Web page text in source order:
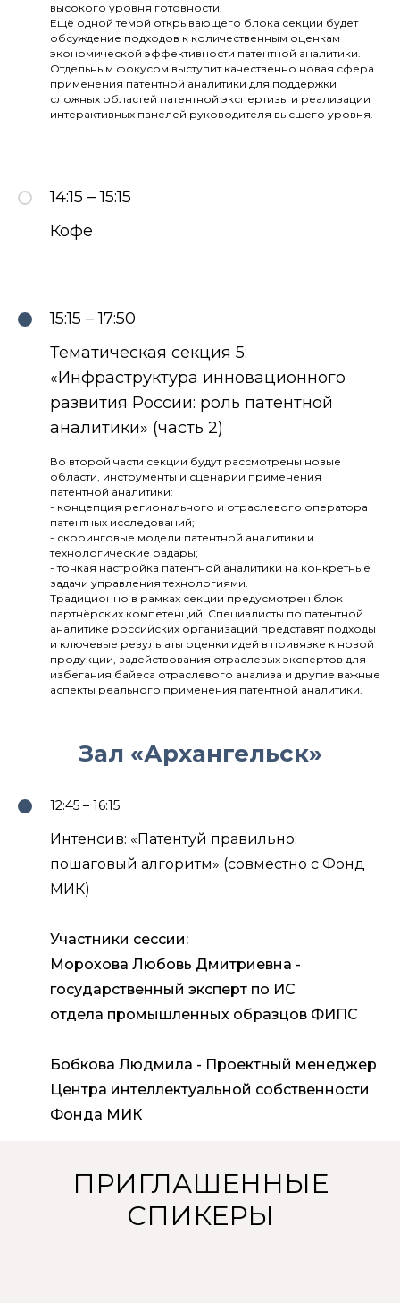
высокого уровня готовности.
Ещё одной темой открывающего блока секции будет
обсуждение подходов к количественным оценкам
экономической эффективности патентной аналитики.
Отдельным фокусом выступит качественно новая сфера
применения патентной аналитики для поддержки
сложных областей патентной экспертизы и реализации
интерактивных панелей руководителя высшего уровня.
14:15 – 15:15
Кофе
15:15 – 17:50
Тематическая секция 5:
«Инфраструктура инновационного
развития России: роль патентной
аналитики» (часть 2)
Во второй части секции будут рассмотрены новые
области, инструменты и сценарии применения
патентной аналитики:
- концепция регионального и отраслевого оператора
патентных исследований;
- скоринговые модели патентной аналитики и
технологические радары;
- тонкая настройка патентной аналитики на конкретные
задачи управления технологиями.
Традиционно в рамках секции предусмотрен блок
партнёрских компетенций. Специалисты по патентной
аналитике российских организаций представят подходы
и ключевые результаты оценки идей в привязке к новой
продукции, задействования отраслевых экспертов для
избегания байеса отраслевого анализа и другие важные
аспекты реального применения патентной аналитики.
Зал «Архангельск»
12:45 – 16:15
Интенсив: «Патентуй правильно:
пошаговый алгоритм» (совместно с Фонд
МИК)
Участники сессии:
Морохова Любовь Дмитриевна -
государственный эксперт по ИС
отдела промышленных образцов ФИПС
Бобкова Людмила - Проектный менеджер
Центра интеллектуальной собственности
Фонда МИК
ПРИГЛАШЕННЫЕ
СПИКЕРЫ